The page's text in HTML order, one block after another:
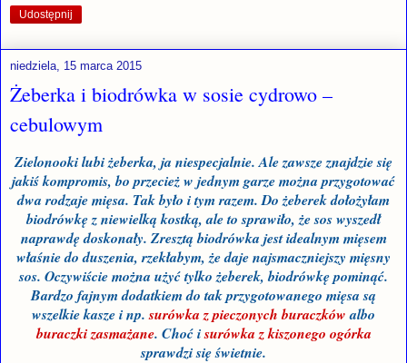
Udostępnij
niedziela, 15 marca 2015
Żeberka i biodrówka w sosie cydrowo –
cebulowym
Zielonooki lubi żeberka, ja niespecjalnie. Ale zawsze znajdzie się
jakiś kompromis, bo przecież w jednym garze można przygotować
dwa rodzaje mięsa. Tak było i tym razem. Do żeberek dołożyłam
biodrówkę z niewielką kostką, ale to sprawiło, że sos wyszedł
naprawdę doskonały. Zresztą biodrówka jest idealnym mięsem
właśnie do duszenia, rzekłabym, że daje najsmaczniejszy mięsny
sos. Oczywiście można użyć tylko żeberek, biodrówkę pominąć.
Bardzo fajnym dodatkiem do tak przygotowanego mięsa są
wszelkie kasze i np.surówka z pieczonych buraczkówalbo
buraczki zasmażane. Choć isurówka z kiszonego ogórka
sprawdzi się świetnie.